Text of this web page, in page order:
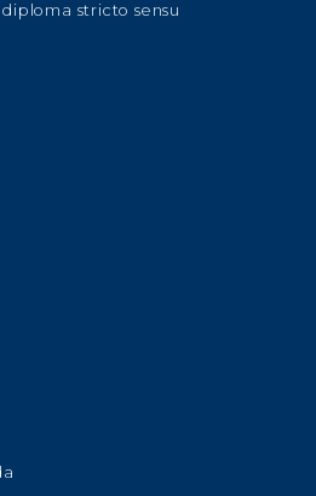
stricto sensu